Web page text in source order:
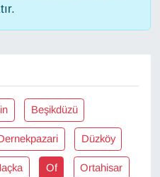
Beşikdüzü
Düzköy
Of Ortahisar